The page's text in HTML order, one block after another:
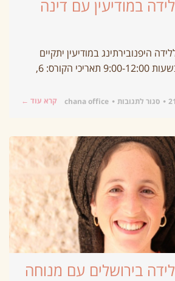
במודיעין עם דינה
היפנובירתינג במודיעין יתקיים
בימי שלישי בבוקר בשעות 9:00-12:00 תאריכי הקורס: 6,
סגור לתגובות chana office קרא עוד ←
בירושלים עם מנוחה